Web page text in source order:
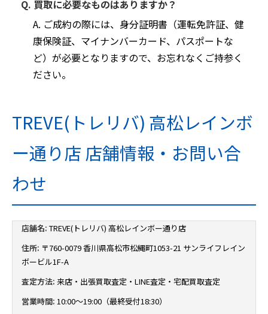
Q. 買取に必要なものはありますか？
A. ご成約の際には、身分証明書（運転免許証、健
康保険証、マイナンバーカード、パスポートな
ど）が必要となりますので、お忘れなくご持参く
ださい。
TREVE(トレリバ) 高松レインボ
ー通り店 店舗情報・お問い合
わせ
店舗名: TREVE(トレリバ) 高松レインボー通り店
住所: 〒760-0079 香川県高松市松縄町1053-21 サンライフレイン
ボービル1F-A
査定方法: 来店・出張買取査定・LINE査定・宅配買取査定
営業時間: 10:00～19:00（最終受付18:30）